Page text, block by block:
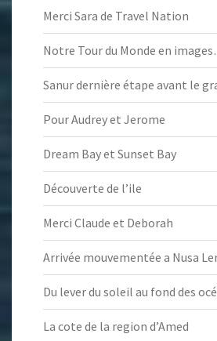
Merci Sara de Travel Nation
Notre Tour du Monde en
Sanur dernière étape avant le
Pour Audrey et Jerome
Dream Bay et Sunset Bay
Découverte de l’ile
Merci Claude et Deborah
Arrivée mouvementée a Nusa
Du lever du soleil au fond des
La cote de la region d’Amed